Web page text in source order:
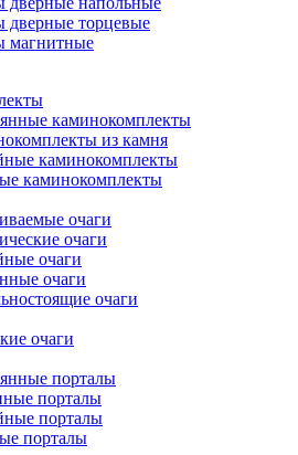
дверные торцевые
магнитные
каминокомплекты
из камня
каминокомплекты
каминокомплекты
очаги
очаги
очаги
очаги
очаги
очаги
порталы
порталы
порталы
порталы